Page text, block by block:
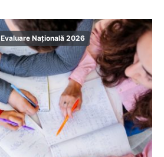
Evaluare Națională 2026